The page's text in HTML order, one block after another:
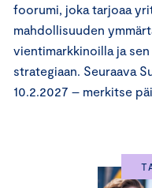
foorumi, joka tarjoaa
mahdollisuuden
vientimarkkinoilla ja
strategiaan. Seuraava
10.2.2027 – merkitse